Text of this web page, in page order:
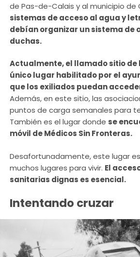
de Pas-de-Calais y al municipio de
sistemas de acceso al agua y
debían organizar un sistema de
duchas.
Actualmente, el llamado sitio de
único lugar habilitado por el
que los exiliados puedan
Además, en este sitio, las
puntos de carga semanales para
También es el lugar donde se
móvil de Médicos Sin Fronteras.
Desafortunadamente, este lugar
muchos lugares para vivir. El
sanitarias dignas es esencial.
Intentando cruzar